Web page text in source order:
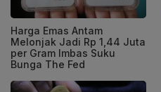
Harga Emas Antam
Melonjak Jadi Rp 1,44 Juta
per Gram Imbas Suku
Bunga The Fed